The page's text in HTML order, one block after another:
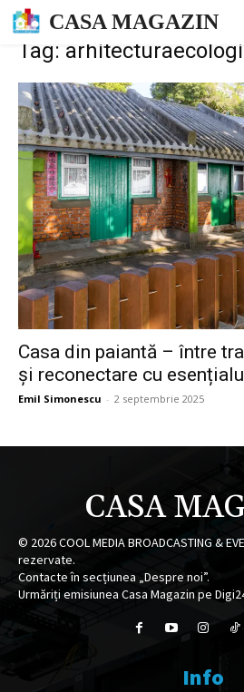
CASA MAGAZIN
Tag:
Casa din paiantă – între
și reconectare cu
Emil Simonescu - 2 septembrie 2025
CASA
© 2026COOL MEDIA BROADCASTING &
rezervate.
Contacte în secțiunea „Despre noi”.
Urmăriți emisiunea Casa Magazin pe
Info